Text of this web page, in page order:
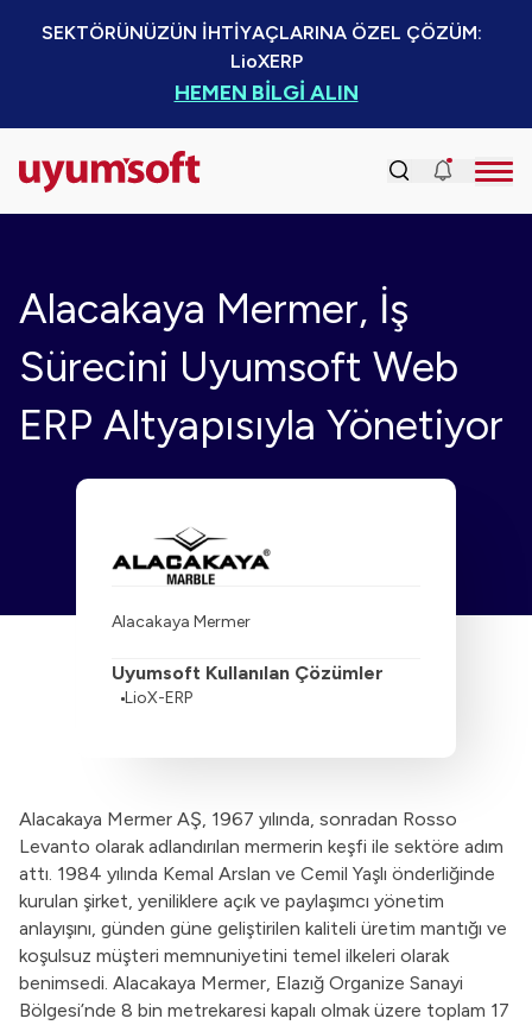
SEKTÖRÜNÜZÜN İHTİYAÇLARINA ÖZEL ÇÖZÜM:
LioXERP
HEMEN BİLGİ ALIN
Alacakaya Mermer, İş
Sürecini Uyumsoft Web
ERP Altyapısıyla Yönetiyor
Alacakaya Mermer
Uyumsoft Kullanılan Çözümler
LioX-ERP
Alacakaya Mermer AŞ, 1967 yılında, sonradan Rosso
Levanto olarak adlandırılan mermerin keşfi ile sektöre adım
attı. 1984 yılında Kemal Arslan ve Cemil Yaşlı önderliğinde
kurulan şirket, yeniliklere açık ve paylaşımcı yönetim
anlayışını, günden güne geliştirilen kaliteli üretim mantığı ve
koşulsuz müşteri memnuniyetini temel ilkeleri olarak
benimsedi. Alacakaya Mermer, Elazığ Organize Sanayi
Bölgesi’nde 8 bin metrekaresi kapalı olmak üzere toplam 17